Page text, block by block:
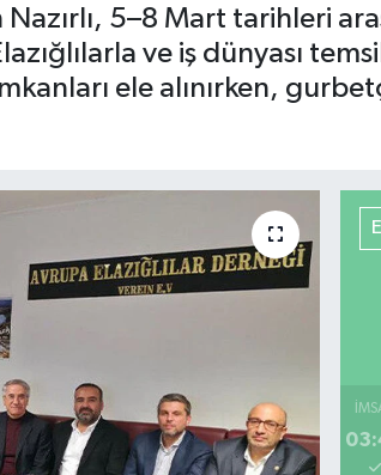
5–8 Mart tarihleri
ve iş dünyası
ele alınırken,